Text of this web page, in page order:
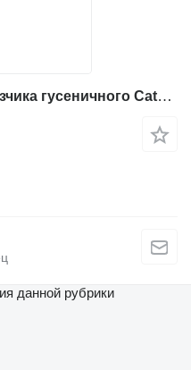
Гусеничная цепь для погрузчика гусеничного Caterpillar 963D
данной рубрики